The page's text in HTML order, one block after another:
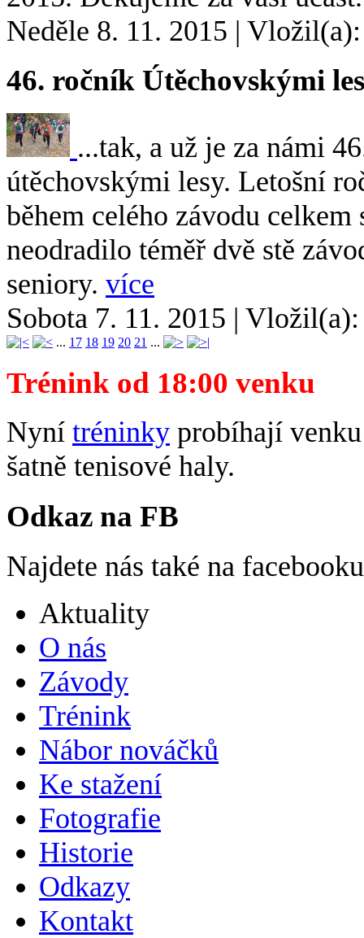
Neděle 8. 11. 2015 |
46. ročník Útěchovskými
...tak, a už je za námi
útěchovskými lesy. Letošní
během celého závodu
neodradilo téměř dvě stě
seniory. více
Sobota 7. 11. 2015 | Vložil(a):
... 17 18 19 20 21 ...
Trénink od 18:00 venku
Nyní tréninky probíhají
šatně tenisové haly.
Odkaz na FB
Najdete nás také na
Aktuality
O nás
Závody
Trénink
Nábor nováčků
Ke stažení
Fotografie
Historie
Odkazy
Kontakt